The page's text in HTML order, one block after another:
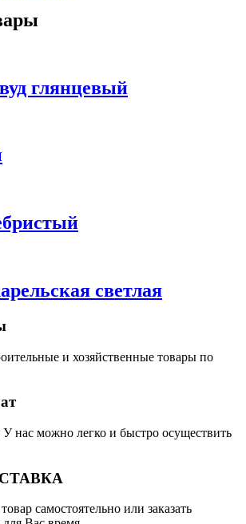
глянцевый
светлая
и хозяйственные товары по
нас можно легко и быстро осуществить
самостоятельно или заказать